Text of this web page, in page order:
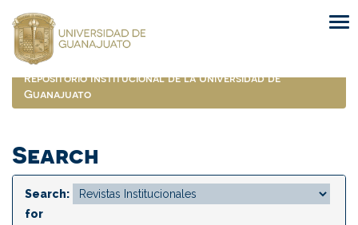
navigation
Repositorio Institucional de la Universidad de
Guanajuato
Search
Search:
for